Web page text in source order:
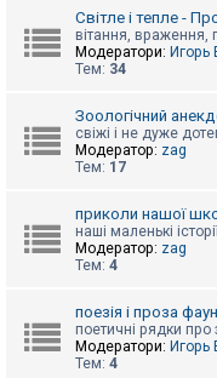
Світле і тепле -
вітання, враження,
Модератори: Игорь
Тем: 34
Зоологічний
свіжі і не дуже
Модератор: zag
Тем: 17
приколи нашої
наші маленькі
Модератор: zag
Тем: 4
поезія і проза
поетичні рядки про
Модератори: Игорь
Тем: 4